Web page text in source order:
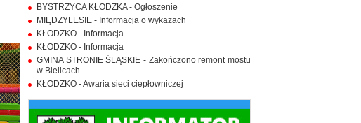
BYSTRZYCA KŁODZKA - Ogłoszenie
MIĘDZYLESIE - Informacja o wykazach
KŁODZKO - Informacja
KŁODZKO - Informacja
GMINA STRONIE ŚLĄSKIE - Zakończono remont mostu
w Bielicach
KŁODZKO - Awaria sieci ciepłowniczej